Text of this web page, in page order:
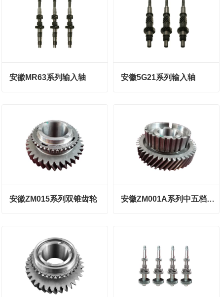
安徽MR63系列输入轴 安徽5G21系列输入轴
安徽ZM015系列双锥齿轮 安徽ZM001A系列中五档齿轮